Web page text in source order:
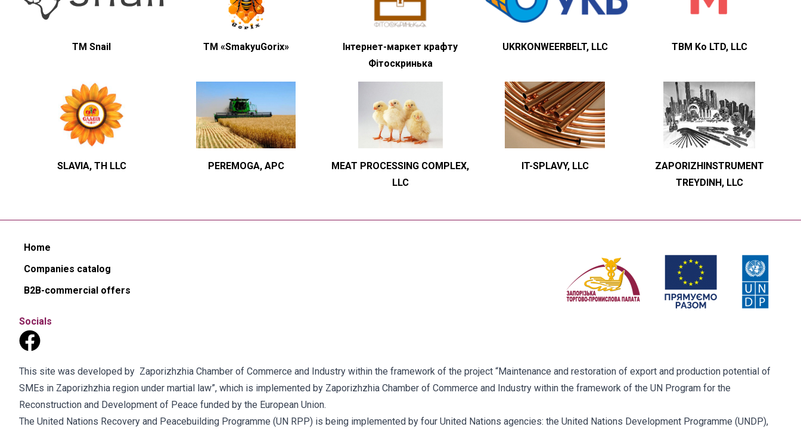
TM Snail ТМ «SmakyuGorix»
Інтернет-маркет крафту
Фітоскринька
UKRKONWEERBELT, LLC TBM Ko LTD, LLC
SLAVIA, TH LLC PEREMOGA, APC
MEAT PROCESSING COMPLEX,
LLC
IT-SPLAVY, LLC
ZAPORIZHINSTRUMENT
TREYDINH, LLC
Home
Companies catalog
B2B-commercial offers
Socials
This site was developed by Zaporizhzhia Chamber of Commerce and Industry within the framework of the project “Maintenance and restoration of export and production potential of
SMEs in Zaporizhzhia region under martial law”, which is implemented by Zaporizhzhia Chamber of Commerce and Industry within the framework of the UN Program for the
Reconstruction and Development of Peace funded by the European Union.
The United Nations Recovery and Peacebuilding Programme (UN RPP) is being implemented by four United Nations agencies: the United Nations Development Programme (UNDP),